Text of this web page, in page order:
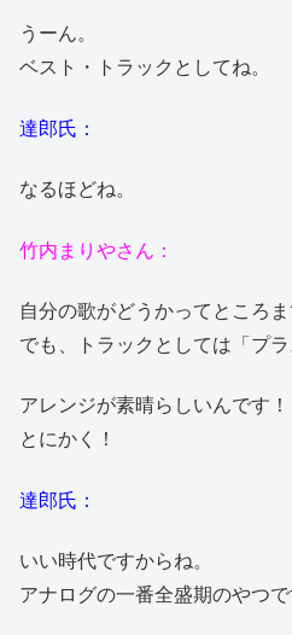
うーん。
ベスト・トラックとしてね。
達郎氏：
なるほどね。
竹内まりやさん：
自分の歌がどうかってところ
でも、トラックとしては「プラ
アレンジが素晴らしいんです！
とにかく！
達郎氏：
いい時代ですからね。
アナログの一番全盛期のやつで